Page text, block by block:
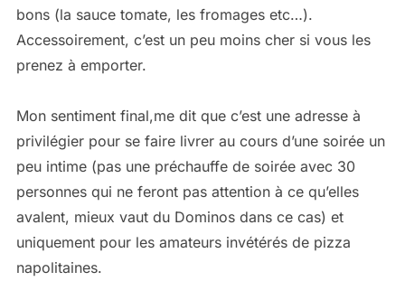
bons (la sauce tomate, les fromages etc…).
Accessoirement, c’est un peu moins cher si vous les
prenez à emporter.
Mon sentiment final,me dit que c’est une adresse à
privilégier pour se faire livrer au cours d’une soirée un
peu intime (pas une préchauffe de soirée avec 30
personnes qui ne feront pas attention à ce qu’elles
avalent, mieux vaut du Dominos dans ce cas) et
uniquement pour les amateurs invétérés de pizza
napolitaines.